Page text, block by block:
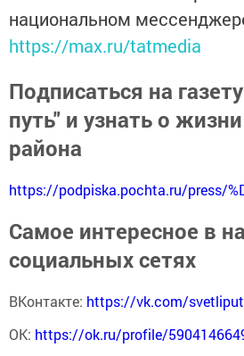
национальном
https://max.ru/tatmedia
Подписаться на
путь" и узнать о
района
https://podpiska.pochta.ru/press/
Самое интересное в
социальных сетях
ВКонтакте: https://vk.com/svetliput
ОК: https://ok.ru/profile/